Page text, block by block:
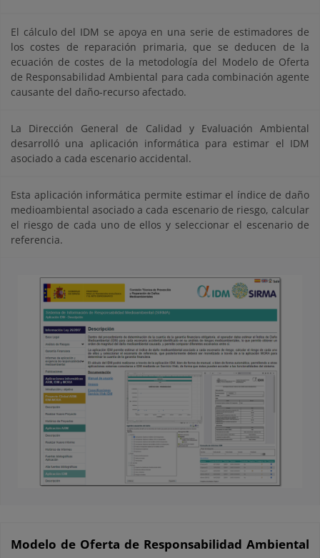
El cálculo del IDM se apoya en una serie de estimadores de
los costes de reparación primaria, que se deducen de la
ecuación de costes de la metodología del Modelo de Oferta
de Responsabilidad Ambiental para cada combinación agente
causante del daño-recurso afectado.
La Dirección General de Calidad y Evaluación Ambiental
desarrolló una aplicación informática para estimar el IDM
asociado a cada escenario accidental.
Esta aplicación informática permite estimar el índice de daño
medioambiental asociado a cada escenario de riesgo, calcular
el riesgo de cada uno de ellos y seleccionar el escenario de
referencia.
Modelo de Oferta de Responsabilidad Ambiental